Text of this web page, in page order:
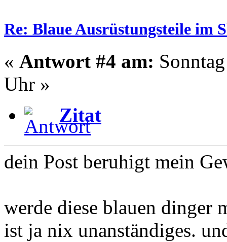
Re: Blaue Ausrüstungsteile im
« Antwort #4 am:
Uhr »
Zitat
dein Post beruhigt mein
werde diese blauen dinger
ist ja nix unanständiges.